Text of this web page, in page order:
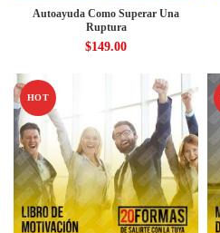
Autoayuda Como Superar Una
Ruptura
$149.00
HOT